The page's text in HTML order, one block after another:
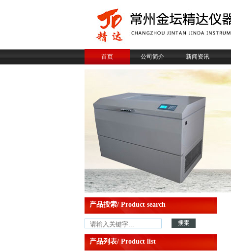
首页 公司简介 新闻资讯
产品搜索/ Product search
产品列表/ Product list